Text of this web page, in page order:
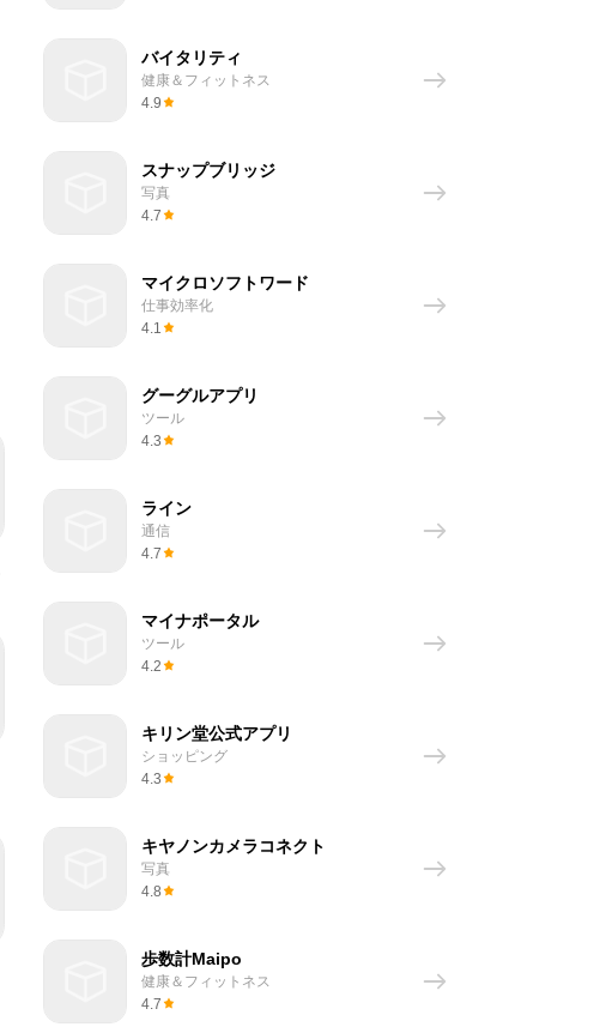
バイタリティ
健康＆フィットネス
4.9
スナップブリッジ
写真
4.7
マイクロソフトワード
仕事効率化
4.1
グーグルアプリ
ツール
4.3
ライン
通信
4.7
マイナポータル
ツール
4.2
キリン堂公式アプリ
ショッピング
4.3
キヤノンカメラコネクト
写真
4.8
歩数計Maipo
健康＆フィットネス
4.7